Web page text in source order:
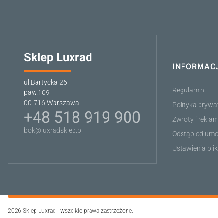
Sklep Luxrad
ul.Bartycka 26
paw.109
00-716 Warszawa
+48 518 919 900
bok@luxradsklep.pl
Linki w
Regulamin
Polityka
Zwroty i
Odstąp od
Ustawienia
2026 Sklep Luxrad - wszelkie prawa zastrzeżone.